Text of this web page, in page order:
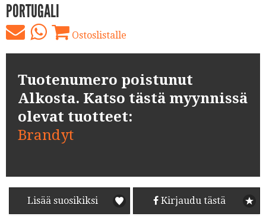
PORTUGALI
Ostoslistalle
Tuotenumero poistunut
Alkosta. Katso tästä myynnissä
olevat tuotteet:
Brandyt
Lisää suosikiksi Kirjaudu tästä